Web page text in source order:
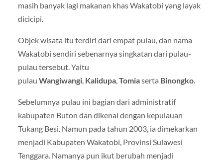
masih banyak lagi makanan khas Wakatobi yang layak
dicicipi.
Objek wisata itu terdiri dari empat pulau, dan nama
Wakatobi sendiri sebenarnya singkatan dari pulau-
pulau tersebut. Yaitu
pulau Wangiwangi, Kalidupa,Tomiaserta Binongko.
Sebelumnya pulau ini bagian dari administratif
kabupaten Buton dan dikenal dengan kepulauan
Tukang Besi. Namun pada tahun 2003, ia dimekarkan
menjadi Kabupaten Wakatobi, Provinsi Sulawesi
Tenggara. Namanya pun ikut berubah menjadi